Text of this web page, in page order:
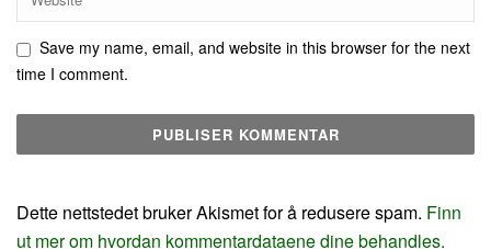
Save my name, email, and website in this browser for the next
time I comment.
Dette nettstedet bruker Akismet for å redusere spam. Finn
ut mer om hvordan kommentardataene dine behandles.